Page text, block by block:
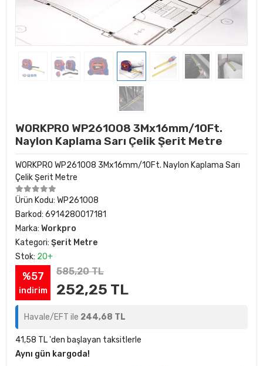
WORKPRO WP261008 3Mx16mm/10Ft.
Naylon Kaplama Sarı Çelik Şerit Metre
WORKPRO WP261008 3Mx16mm/10Ft. Naylon Kaplama Sarı
Çelik Şerit Metre
Ürün Kodu: WP261008
Barkod: 6914280017181
Marka: Workpro
Kategori: Şerit Metre
Stok: 20+
%57
indirim
585,20 TL
252,25 TL
Havale/EFT ile 244,68 TL
41,58 TL 'den başlayan taksitlerle
Aynı gün kargoda!